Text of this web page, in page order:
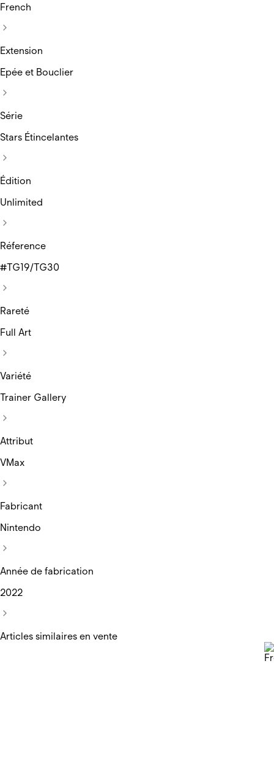
French
Extension
Epée et Bouclier
Série
Stars Étincelantes
Édition
Unlimited
Réference
#TG19/TG30
Rareté
Full Art
Variété
Trainer Gallery
Attribut
VMax
Fabricant
Nintendo
Année de fabrication
2022
Articles similaires en vente